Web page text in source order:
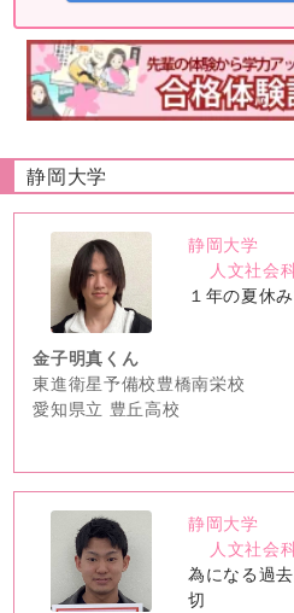
静岡大学
no
image
静岡大学
人文社会
１年の夏休
金子明真くん
東進衛星予備校豊橋南栄校
愛知県立 豊丘高校
no
image
静岡大学
人文社会
為になる過
切